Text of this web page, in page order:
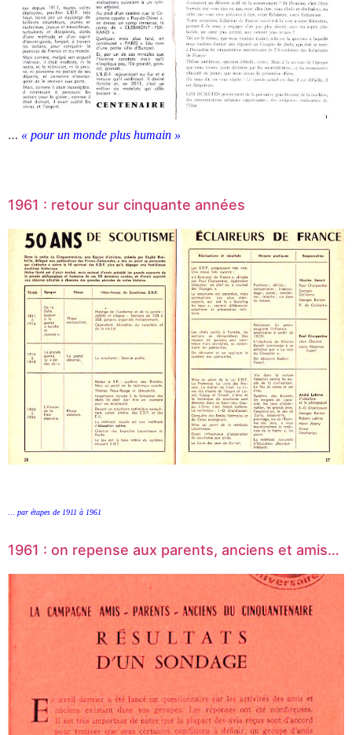
… « pour un monde plus humain »
1961 : retour sur cinquante années
… par étapes de 1911 à 1961
1961 : on repense aux parents, anciens et amis…